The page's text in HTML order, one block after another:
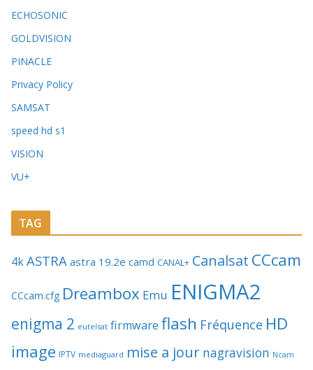
ECHOSONIC
GOLDVISION
PINACLE
Privacy Policy
SAMSAT
speed hd s1
VISION
VU+
TAG
4kASTRA astra 19.2e camd CANAL+ Canalsat CCcam
CCcam.cfg Dreambox Emu ENIGMA2
enigma 2 eutelsat firmware flash Fréquence HD
image IPTV mediaguard mise a jour nagravision Ncam